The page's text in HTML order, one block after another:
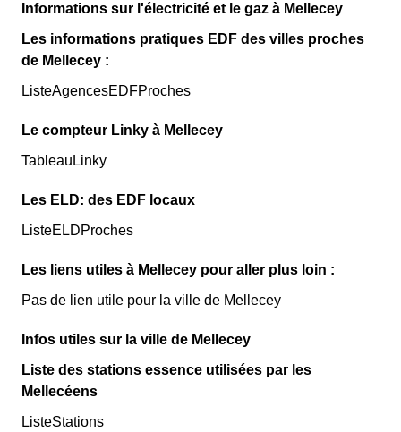
Informations sur l'électricité et le gaz à Mellecey
Les informations pratiques EDF des villes proches
de Mellecey :
ListeAgencesEDFProches
Le compteur Linky à Mellecey
TableauLinky
Les ELD: des EDF locaux
ListeELDProches
Les liens utiles à Mellecey pour aller plus loin :
Pas de lien utile pour la ville de Mellecey
Infos utiles sur la ville de Mellecey
Liste des stations essence utilisées par les
Mellecéens
ListeStations